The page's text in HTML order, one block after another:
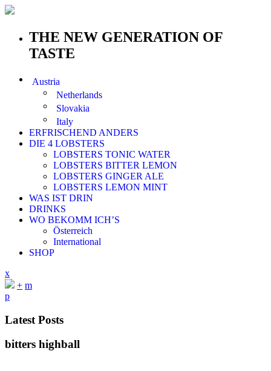
THE NEW GENERATION OF
TASTE
Austria
Netherlands
Slovakia
Italy
ERFRISCHEND ANDERS
DIE 4 LOBSTERS
LOBSTERS TONIC WATER
LOBSTERS BITTER LEMON
LOBSTERS GINGER ALE
LOBSTERS LEMON MINT
WAS IST DRIN
DRINKS
WO BEKOMM ICH’S
Österreich
International
SHOP
x
+ m
p
Latest Posts
bitters highball